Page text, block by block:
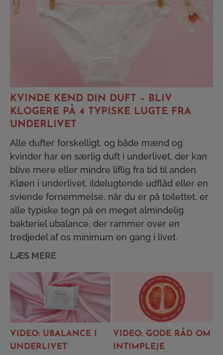
KVINDE KEND DIN DUFT – BLIV
KLOGERE PÅ 4 TYPISKE LUGTE FRA
UNDERLIVET
Alle dufter forskelligt, og både mænd og
kvinder har en særlig duft i underlivet, der kan
blive mere eller mindre liflig fra tid til anden.
Kløen i underlivet, ildelugtende udflåd eller en
sviende fornemmelse, når du er på toilettet, er
alle typiske tegn på en meget almindelig
bakteriel ubalance, der rammer over en
tredjedel af os minimum en gang i livet.
LÆS MERE
VIDEO: UBALANCE I
UNDERLIVET
VIDEO: GODE RÅD OM
INTIMPLEJE